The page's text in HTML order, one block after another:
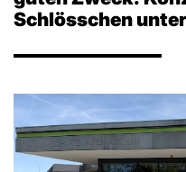
Schlösschen